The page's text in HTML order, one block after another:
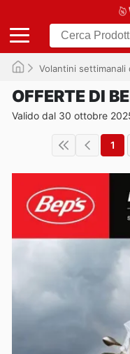
Volantini settimanali
OFFERTE DI
Valido dal 30 ottobre
1